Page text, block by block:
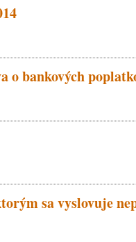
o bankových
sa vyslovuje